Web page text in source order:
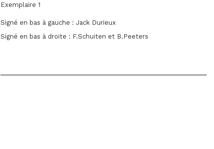
Exemplaire 1
Signé en bas à gauche : Jack Durieux
Signé en bas à droite : F.Schuiten et B.Peeters